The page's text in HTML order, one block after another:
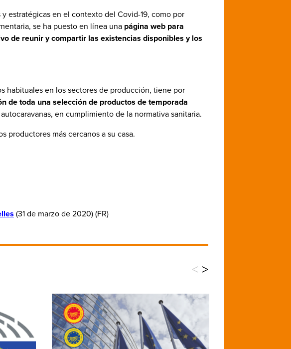
estratégicas en el contexto del Covid-19, como por
se ha puesto en línea una página web para
de reunir y compartir las existencias disponibles y los
habituales en los sectores de producción, tiene por
de toda una selección de productos de temporada
en cumplimiento de la normativa sanitaria.
productores más cercanos a su casa.
(31 de marzo de 2020) (FR)
< >